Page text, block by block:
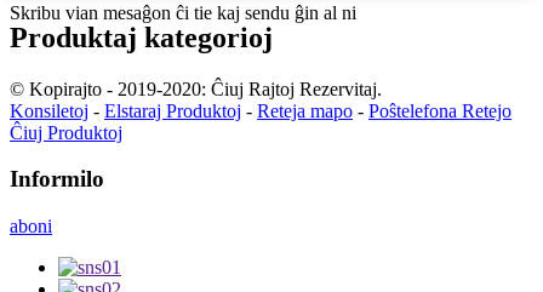
Skribu vian mesaĝon ĉi tie kaj sendu ĝin al ni
Produktaj kategorioj
© Kopirajto - 2019-2020: Ĉiuj Rajtoj Rezervitaj.
Konsiletoj - Elstaraj Produktoj - Reteja mapo - Poŝtelefona Retejo
Ĉiuj Produktoj
Informilo
aboni